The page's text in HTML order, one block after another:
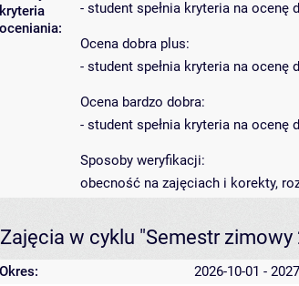
kryteria
oceniania:
- student spełnia kryteria na
Ocena dobra plus:
- student spełnia kryteria na
Ocena bardzo dobra:
- student spełnia kryteria na
Sposoby weryfikacji:
obecność na zajęciach i korekty,
Zajęcia w cyklu "Semestr zimowy
Okres: 2026-10-01 -